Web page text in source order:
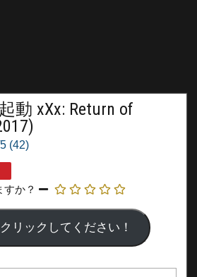
動 xXx: Return of
(42)
か？